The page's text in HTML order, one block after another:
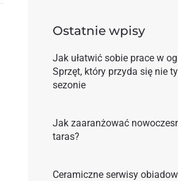
Ostatnie wpisy
Jak ułatwić sobie prace w
Sprzęt, który przyda się nie
sezonie
Jak zaaranżować
taras?
Ceramiczne serwisy